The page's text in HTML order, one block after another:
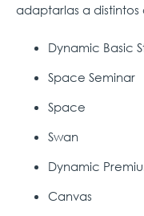
adaptarlas a
Dynamic Basic
Space Seminar
Space
Swan
Dynamic
Canvas